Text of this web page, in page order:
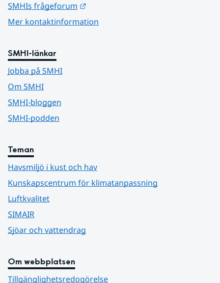
SMHIs frågeforum
Mer kontaktinformation
SMHI-länkar
Jobba på SMHI
Om SMHI
SMHI-bloggen
SMHI-podden
Teman
Havsmiljö i kust och hav
Kunskapscentrum för klimatanpassning
Luftkvalitet
SIMAIR
Sjöar och vattendrag
Om webbplatsen
Tillgänglighetsredogörelse